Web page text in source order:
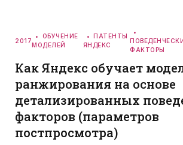
2017
ОБУЧЕНИЕ
МОДЕЛЕЙ
ПАТЕНТЫ
ЯНДЕКС
ФАКТОРЫ
Как Яндекс обучает
ранжирования на основе
детализированных
факторов (параметров
постпросмотра)